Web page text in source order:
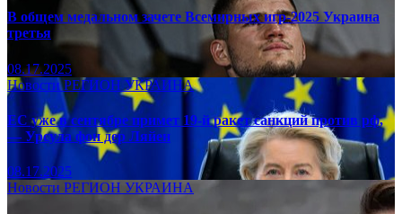
В общем медальном зачете Всемирных игр-2025 Украина
третья
08.17.2025
НовостиРЕГИОНУКРАИНА
ЕС уже в сентябре примет 19-й ракет санкций против рф,
— Урсула фон дер Ляйен
08.17.2025
Новости РЕГИОН УКРАИНА